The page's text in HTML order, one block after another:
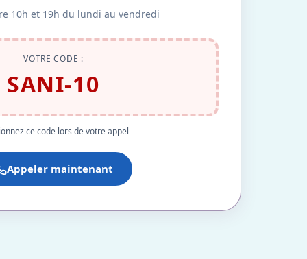
10h et 19h du lundi au vendredi
VOTRE CODE :
SANI-10
ce code lors de votre appel
Appeler maintenant